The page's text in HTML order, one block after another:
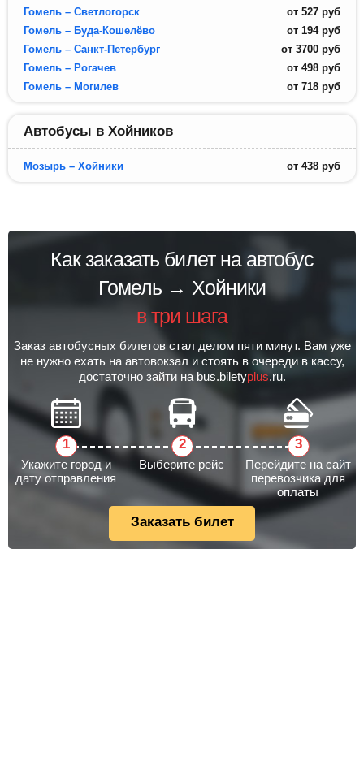
Гомель – Светлогорск
от 527 руб
Гомель – Буда-Кошелёво
от 194 руб
Гомель – Санкт-Петербург
от 3700 руб
Гомель – Рогачев
от 498 руб
Гомель – Могилев
от 718 руб
Автобусы в Хойников
Мозырь – Хойники от 438 руб
Как заказать билет на автобус
Гомель → Хойники
в три шага
Заказ автобусных билетов стал делом пяти минут. Вам уже
не нужно ехать на автовокзал и стоять в очереди в кассу,
достаточно зайти на bus.biletyplus.ru.
Укажите город и
дату отправления
Выберите рейс
Перейдите на сайт
перевозчика для
оплаты
Заказать билет